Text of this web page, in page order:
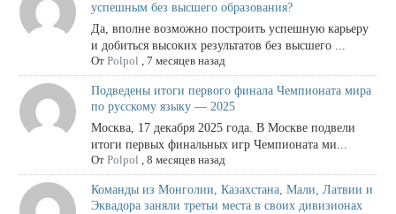
успешным без высшего образования?
Да, вполне возможно построить успешную карьеру
и добиться высоких результатов без высшего ...
От Polpol , 7 месяцев назад
Подведены итоги первого финала Чемпионата мира
по русскому языку — 2025
Москва, 17 декабря 2025 года. В Москве подвели
итоги первых финальных игр Чемпионата ми...
От Polpol , 8 месяцев назад
Команды из Монголии, Казахстана, Мали, Латвии и
Эквадора заняли третьи места в своих дивизионах